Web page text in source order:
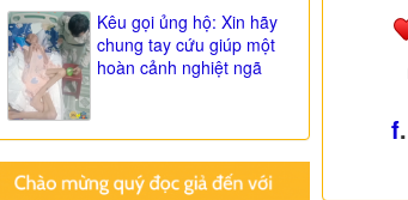
f.
Kêu gọi ủng hộ: Xin hãy
chung tay cứu giúp một
hoàn cảnh nghiệt ngã